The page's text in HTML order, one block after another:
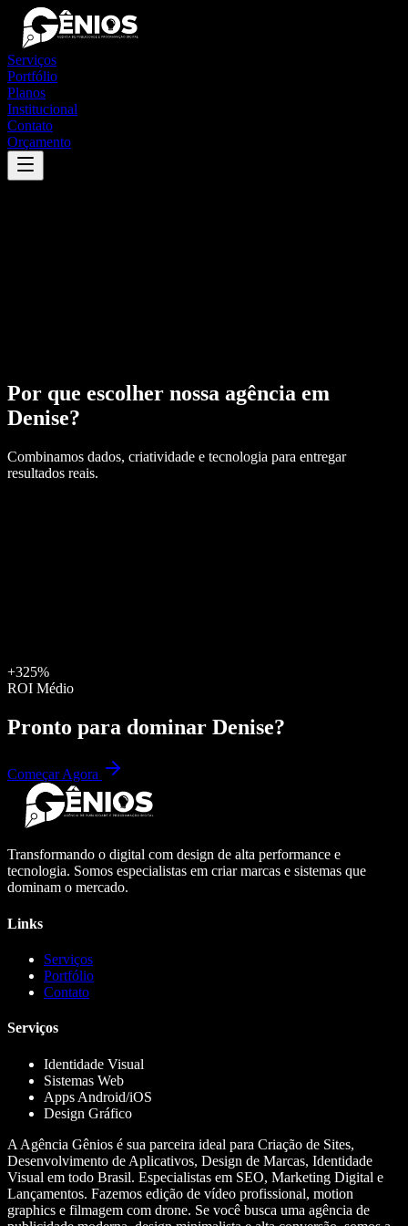
Serviços
Portfólio
Planos
Institucional
Contato
Orçamento
Por que escolher nossa agência em
Denise?
Combinamos dados, criatividade e tecnologia para entregar
resultados reais.
+325%
ROI Médio
Pronto para dominar Denise?
Começar Agora
Transformando o digital com design de alta performance e
tecnologia. Somos especialistas em criar marcas e sistemas que
dominam o mercado.
Links
Serviços
Portfólio
Contato
Serviços
Identidade Visual
Sistemas Web
Apps Android/iOS
Design Gráfico
A Agência Gênios é sua parceira ideal para Criação de Sites,
Desenvolvimento de Aplicativos, Design de Marcas, Identidade
Visual em todo Brasil. Especialistas em SEO, Marketing Digital e
Lançamentos. Fazemos edição de vídeo profissional, motion
graphics e filmagem com drone. Se você busca uma agência de